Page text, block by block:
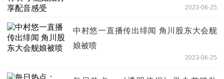
2023-06-25
中村悠一直播传出绯闻 角川股东大会舰
娘被喷
2023-06-25